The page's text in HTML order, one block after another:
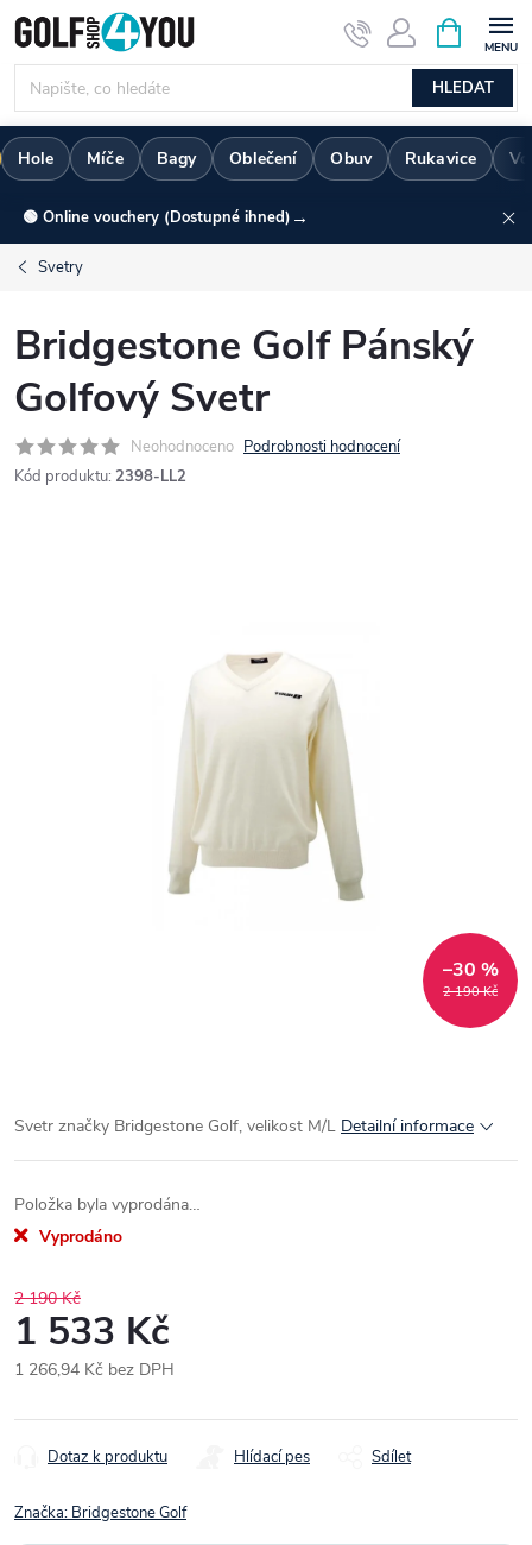
Přejít
na
obsah
HLEDAT
NÁKUPNÍ
KOŠÍK
Hole Míče Bagy Oblečení Obuv Rukavice
🟢 Online vouchery (Dostupné ihned) →
Svetry
Bridgestone Golf Pánský
Golfový Svetr
Neohodnoceno Podrobnosti hodnocení
Kód produktu: 2398-LL2
2 190 Kč
–30 %
Svetr značky Bridgestone Golf, velikost M/L Detailní informace
Položka byla vyprodána…
Vyprodáno
2 190 Kč
1 533 Kč
1 266,94 Kč bez DPH
cena:
Dotaz k produktu Hlídací pes Sdílet
Značka: Bridgestone Golf